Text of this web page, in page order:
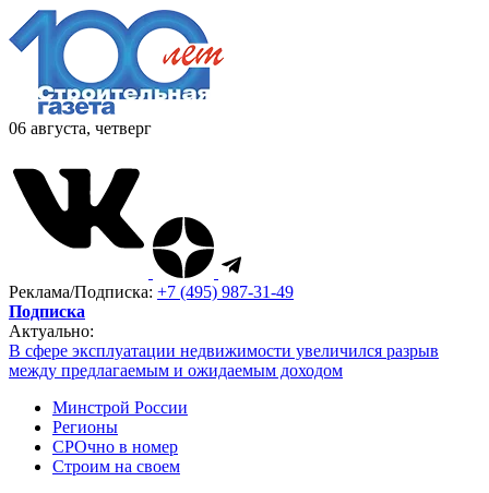
06 августа, четверг
Реклама/Подписка: +7 (495) 987-31-49
Подписка
Актуально:
В сфере эксплуатации недвижимости увеличился разрыв
между предлагаемым и ожидаемым доходом
Минстрой России
Регионы
СРОчно в номер
Строим на своем